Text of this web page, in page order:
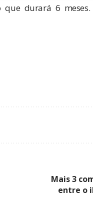
durará 6
Mais 3
entre o